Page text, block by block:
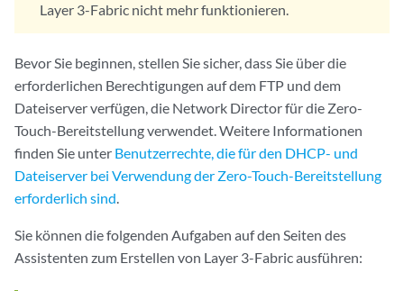
Layer 3-Fabric nicht mehr funktionieren.
Bevor Sie beginnen, stellen Sie sicher, dass Sie über die
erforderlichen Berechtigungen auf dem FTP und dem
Dateiserver verfügen, die Network Director für die Zero-
Touch-Bereitstellung verwendet. Weitere Informationen
finden Sie unter Benutzerrechte, die für den DHCP- und
Dateiserver bei Verwendung der Zero-Touch-Bereitstellung
erforderlich sind.
Sie können die folgenden Aufgaben auf den Seiten des
Assistenten zum Erstellen von Layer 3-Fabric ausführen: